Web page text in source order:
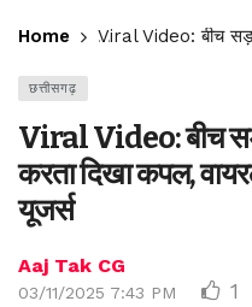
Home Viral Video: बीच
छत्तीसगढ़
Viral Video: बीच
करता दिखा कपल,
यूजर्स
Aaj Tak CG
03/11/2025 7:43 PM 1